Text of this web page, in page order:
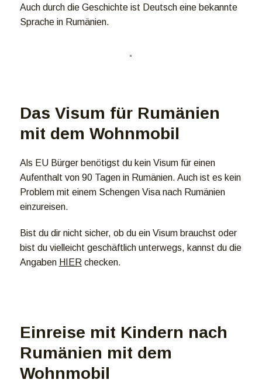
Auch durch die Geschichte ist Deutsch eine bekannte
Sprache in Rumänien.
Das Visum für Rumänien
mit dem Wohnmobil
Als EU Bürger benötigst du kein Visum für einen
Aufenthalt von 90 Tagen in Rumänien. Auch ist es kein
Problem mit einem Schengen Visa nach Rumänien
einzureisen.
Bist du dir nicht sicher, ob du ein Visum brauchst oder
bist du vielleicht geschäftlich unterwegs, kannst du die
Angaben HIERchecken.
Einreise mit Kindern nach
Rumänien mit dem
Wohnmobil